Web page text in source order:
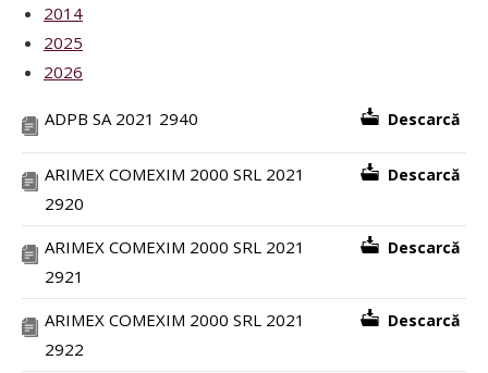
2014
2025
2026
ADPB SA 2021 2940 Descarcă
ARIMEX COMEXIM 2000 SRL 2021
2920
Descarcă
ARIMEX COMEXIM 2000 SRL 2021
2921
Descarcă
ARIMEX COMEXIM 2000 SRL 2021
2922
Descarcă